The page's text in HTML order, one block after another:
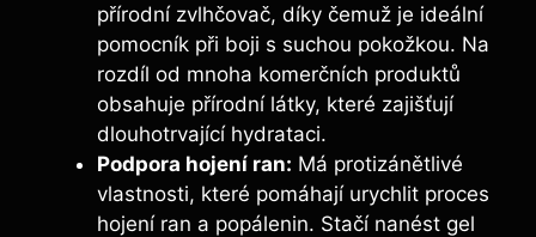
přírodní zvlhčovač, díky čemuž je ideální
pomocník při boji s suchou pokožkou. Na
rozdíl od mnoha komerčních produktů
obsahuje přírodní látky, které zajišťují
dlouhotrvající hydrataci.
Podpora hojení ran: Má protizánětlivé
vlastnosti, které pomáhají urychlit proces
hojení ran a popálenin. Stačí nanést gel